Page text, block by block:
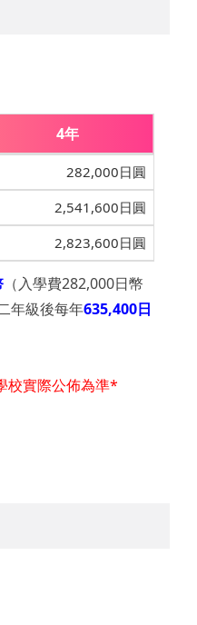
4年
282,000日圓
2,541,600日圓
2,823,600日圓
（入學費282,000日幣
年級後每年635,400日
校實際公佈為準*